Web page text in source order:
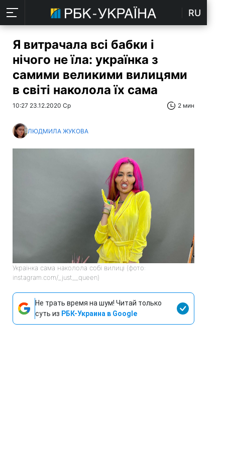
RU
Я витрачала всі бабки і
нічого не їла: українка з
самими великими вилицями
в світі наколола їх сама
10:27 23.12.2020 Ср 2 мин
ЛЮДМИЛА ЖУКОВА
Українка сама наколола собі вилиці (фото:
instagram.com/_just__queen)
Не трать время на шум! Читай только
суть из РБК-Украина в Google